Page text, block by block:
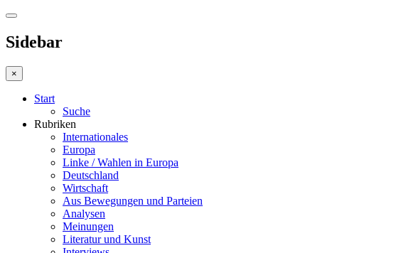
Sidebar
×
Start
Suche
Rubriken
Internationales
Europa
Linke / Wahlen in Europa
Deutschland
Wirtschaft
Aus Bewegungen und Parteien
Analysen
Meinungen
Literatur und Kunst